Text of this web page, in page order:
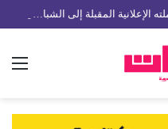
مع « The Next Ad » ، إنوي يُسند حملته الإعلانية المقبلة إلى الشباب المغربي